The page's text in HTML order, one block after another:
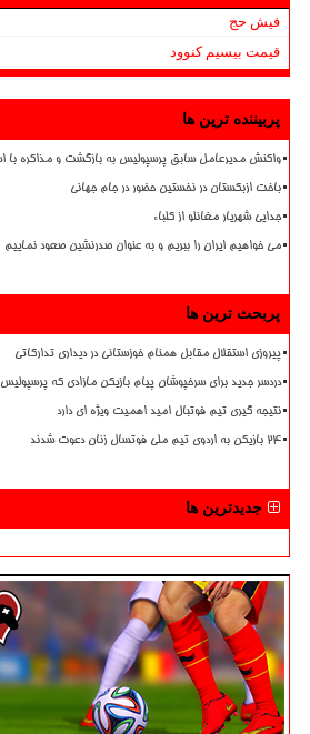
فیش حج
قیمت بیسیم کنوود
پربیننده ترین ها
واکنش مدیرعامل سابق پرسپولیس به بازگشت و مذاکره با
باخت ازبکستان در نخستین حضور در جام جهانی
جدایی شهریار مغانلو از کلباء
می خواهیم ایران را ببریم و به عنوان صدرنشین صعود نماییم
پربحث ترین ها
پیروزی استقلال مقابل همنام خوزستانی در دیداری تدارکاتی
دردسر جدید برای سرخپوشان پیام بازیکن مازادی که پرسپولیس
نتیجه گیری تیم فوتبال امید اهمیت ویژه ای دارد
۲۴ بازیکن به اردوی تیم ملی فوتسال زنان دعوت شدند
جدیدترین ها